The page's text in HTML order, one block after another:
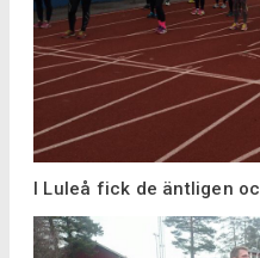
I Luleå fick de äntligen